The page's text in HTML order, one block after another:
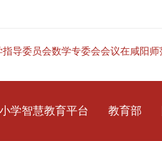
导委员会数学专委会会议在咸阳师范
学智慧教育平台 教育部